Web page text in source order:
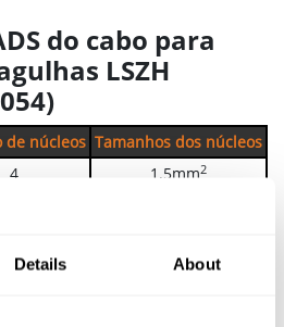
Details About
8 16mm 2
do cabo para
LSZH
de núcleos Tamanhos dos núcleos
4 1.5mm2
8 1.5mm2